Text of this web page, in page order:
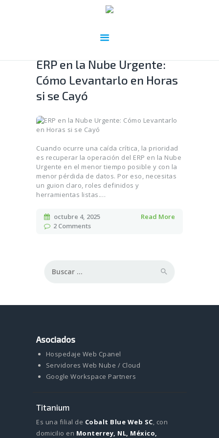
ERP en la Nube Urgente:
Cómo Levantarlo en Horas
si se Cayó
Cuando ocurre una caída crítica, la prioridad
es recuperar la operación del ERP en la Nube
Urgente en el menor tiempo posible y con la
menor pérdida de datos. Por eso, necesitas
un guion claro, roles definidos y
herramientas listas.…
octubre 4, 2025
2 Comments
Read More
Asociados
Hospedaje Web Cpanel
Servidores Web Nube / Cloud
Google Workspace Partners
Titanium
Es una filial de Cobalt Blue Web SC, con
domicilio en Monterrey, NL, México,